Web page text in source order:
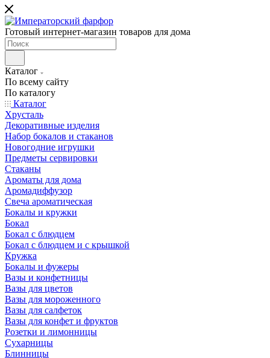
Готовый интернет-магазин товаров для дома
Каталог
По всему сайту
По каталогу
Каталог
Хрусталь
Декоративные изделия
Набор бокалов и стаканов
Новогодние игрушки
Предметы сервировки
Стаканы
Ароматы для дома
Аромадиффузор
Свеча ароматическая
Бокалы и кружки
Бокал
Бокал с блюдцем
Бокал с блюдцем и с крышкой
Кружка
Бокалы и фужеры
Вазы и конфетницы
Вазы для цветов
Вазы для мороженного
Вазы для салфеток
Вазы для конфет и фруктов
Розетки и лимонницы
Сухарницы
Блинницы